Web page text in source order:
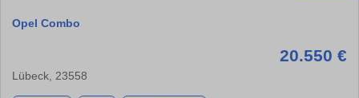
Opel Combo
20.550 €
Lübeck, 23558